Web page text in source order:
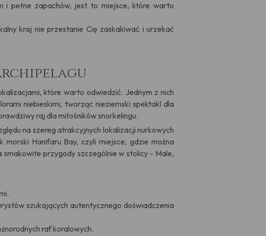
i pełne zapachów, jest to miejsce, które warto
kraj nie przestanie Cię zaskakiwać i urzekać
które warto odwiedzić. Jednym z nich
niebieskimi, tworząc nieziemski spektakl dla
raj dla miłośników snorkelingu.
na szereg atrakcyjnych lokalizacji nurkowych
Hanifaru Bay, czyli miejsce, gdzie można
smakowite przygody szczególnie w stolicy - Male,
szukających autentycznego doświadczenia
raf koralowych.